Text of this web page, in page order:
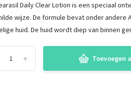
Daily Clear Lotion is een speciaal
wijze. De formule bevat onder andere
huid. De huid wordt diep van binnen
+ Toevoegen